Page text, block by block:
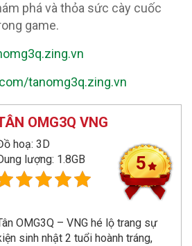
phá và thỏa sức cày cuốc
game.
tanomg3q.zing.vn
OMG3Q VNG
hoạ: 3D
lượng: 1.8GB
5
OMG3Q – VNG hé lộ trang sự
sinh nhật 2 tuổi hoành tráng,